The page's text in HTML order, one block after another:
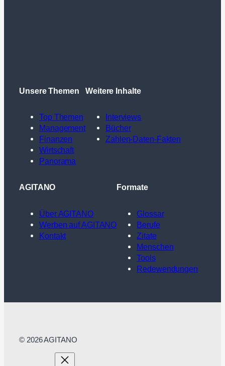
Unsere Themen
Top Themen
Management
Finanzen
Wirtschaft
Panorama
Weitere Inhalte
Interviews
Bücher
Zahlen-Daten-Fakten
AGITANO
Über AGITANO
Werben auf AGITANO
Kontakt
Formate
Glossar
Berufe
Zitate
Menschen
Tools
Redewendungen
© 2026 AGITANO